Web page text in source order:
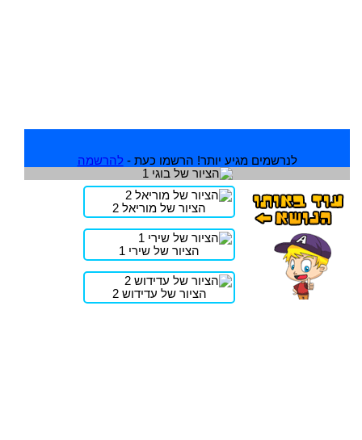
לנרשמים מגיע יותר! הרשמו כעת - להרשמה
הציור של מוריאל 2
הציור של שירי 1
הציור של עדידוש 2